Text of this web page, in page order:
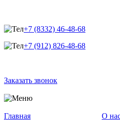
+7 (8332) 46-48-68
+7 (912) 826-48-68
Заказать звонок
Главная О